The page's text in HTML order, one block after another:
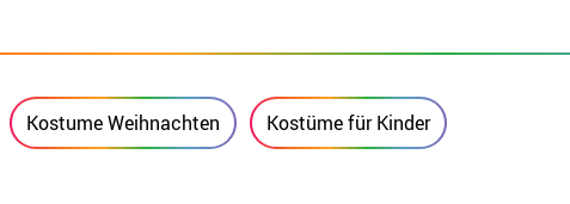
Kostume Weihnachten Kostüme für Kinder